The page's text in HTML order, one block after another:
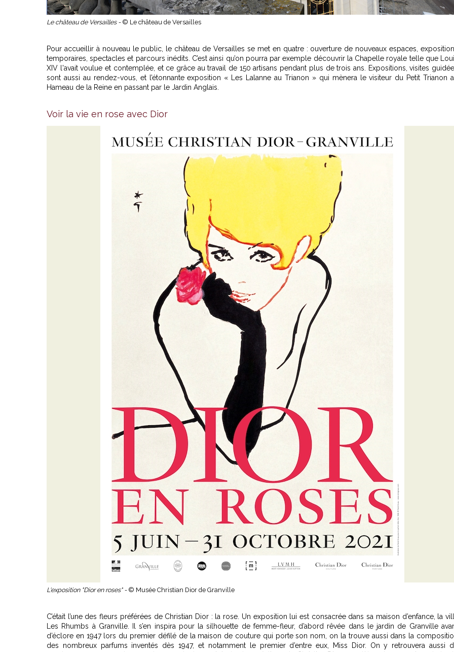
Le château de Versailles - © Le château de Versailles
Pour accueillir à nouveau le public, le château de Versailles se met en quatre : ouverture de nouveaux espaces,
temporaires, spectacles et parcours inédits. C’est ainsi qu’on pourra par exemple découvrir la Chapelle royale telle que
XIV l'avait voulue et contemplée, et ce grâce au travail de 150 artisans pendant plus de trois ans. Expositions, visites
sont aussi au rendez-vous, et l’étonnante exposition « Les Lalanne au Trianon » qui mènera le visiteur du Petit Trianon
Hameau de la Reine en passant par le Jardin Anglais.
Voir la vie en rose avec Dior
L'exposition "Dior en roses" - © Musée Christian Dior de Granville
C’était l’une des fleurs préférées de Christian Dior : la rose. Un exposition lui est consacrée dans sa maison d’enfance, la
Les Rhumbs à Granville. Il s’en inspira pour la silhouette de femme-fleur, d’abord rêvée dans le jardin de Granville
d’éclore en 1947 lors du premier défilé de la maison de couture qui porte son nom, on la trouve aussi dans la
des nombreux parfums inventés dès 1947, et notamment le premier d’entre eux, Miss Dior. On y retrouvera aussi